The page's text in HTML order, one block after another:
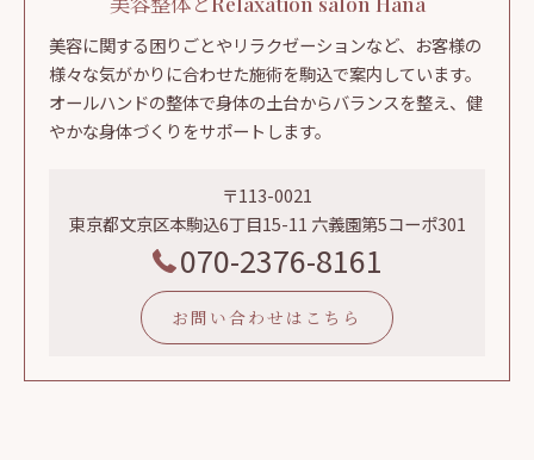
美容に関する困りごとやリラクゼーションなど、お客様の
様々な気がかりに合わせた施術を駒込で案内しています。
オールハンドの整体で身体の土台からバランスを整え、健
やかな身体づくりをサポートします。
〒113-0021
東京都文京区本駒込6丁目15-11 六義園第5コーポ301
070-2376-8161
お問い合わせはこちら